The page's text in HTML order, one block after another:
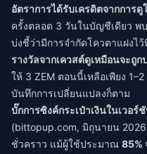
อัตราการได้รับเครดิตจากการ
ครั้งตลอด 3 วันในบัญชีเดียว พบ
บ่งชี้ว่ามีการจำกัดโควตาแฝงไ
รางวัลจากเควสต์ดูเหมือนจะถูก
ให้ 3 ZEM ตอนนี้เหลือเพียง
บันทึกการเปลี่ยนแปลงก็ตาม
บั๊กการซิงค์กระเป๋าเงินในเวอร์
(bittopup.com, มิถุนายน
ชั่วคราว แม้ผู้ใช้ประมาณ 85%